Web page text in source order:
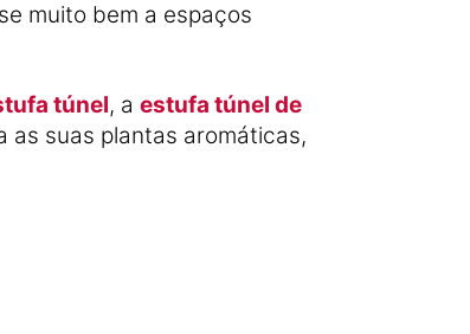
muito bem a espaços
túnel, a estufa túnel de
as suas plantas aromáticas,